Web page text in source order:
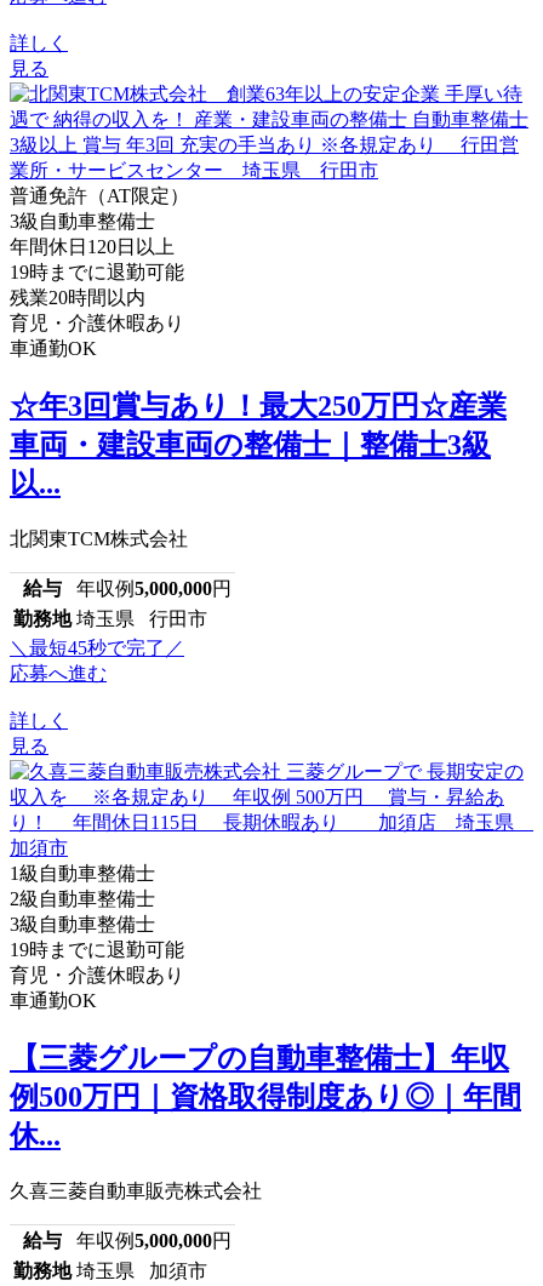
詳しく
見る
普通免許（AT限定）
3級自動車整備士
年間休日120日以上
19時までに退勤可能
残業20時間以内
育児・介護休暇あり
車通勤OK
☆年3回賞与あり！最大250万円☆産業
車両・建設車両の整備士｜整備士3級
以...
北関東TCM株式会社
給与 年収例5,000,000円
勤務地 埼玉県 行田市
＼最短45秒で完了／
応募へ進む
詳しく
見る
1級自動車整備士
2級自動車整備士
3級自動車整備士
19時までに退勤可能
育児・介護休暇あり
車通勤OK
【三菱グループの自動車整備士】年収
例500万円｜資格取得制度あり◎｜年間
休...
久喜三菱自動車販売株式会社
給与 年収例5,000,000円
勤務地 埼玉県 加須市